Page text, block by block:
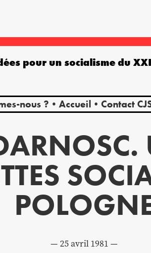
nous ? Accueil Contact
pour un socialisme du
25 avril 1981